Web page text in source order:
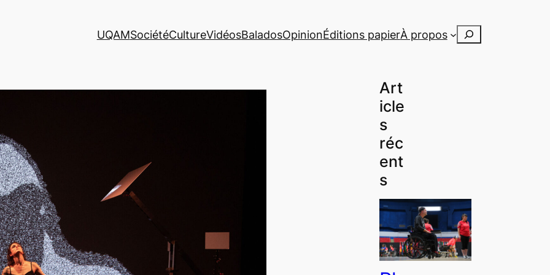
UQAMSociétéCultureVidéosBaladosOpinionÉditions papierÀ propos Rechercher
Art
icle
s
réc
ent
s